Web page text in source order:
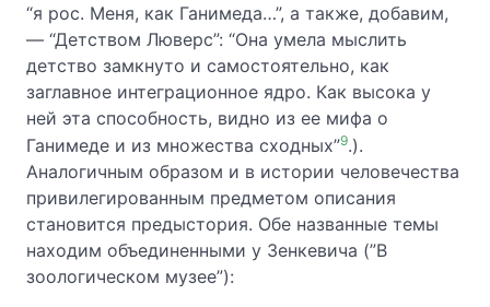
“я рос. Меня, как Ганимеда…”, а также, добавим,
— “Детством Люверс”: “Она умела мыслить
детство замкнуто и самостоятельно, как
заглавное интеграционное ядро. Как высока у
ней эта способность, видно из ее мифа о
Ганимеде и из множества сходных”9.).
Аналогичным образом и в истории человечества
привилегированным предметом описания
становится предыстория. Обе названные темы
находим объединенными у Зенкевича (”В
зоологическом музее”):